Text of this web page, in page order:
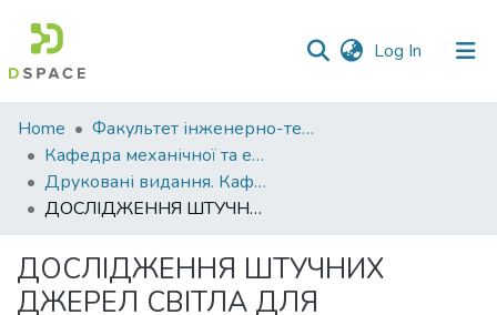
Log In (current)
Communities
&
Collections
All of DSpace
Statistics
Home
Факультет інженерно-технологічний
Кафедра механічної та електричної інженерії
Друковані видання. Кафедра механічної та електричної інженерії
ДОСЛІДЖЕННЯ ШТУЧНИХ ДЖЕРЕЛ СВІТЛА ДЛЯ ВИРОЩУВАННЯ РОСЛИН В ТЕПЛИЦЯХ
ДОСЛІДЖЕННЯ ШТУЧНИХ
ДЖЕРЕЛ СВІТЛА ДЛЯ